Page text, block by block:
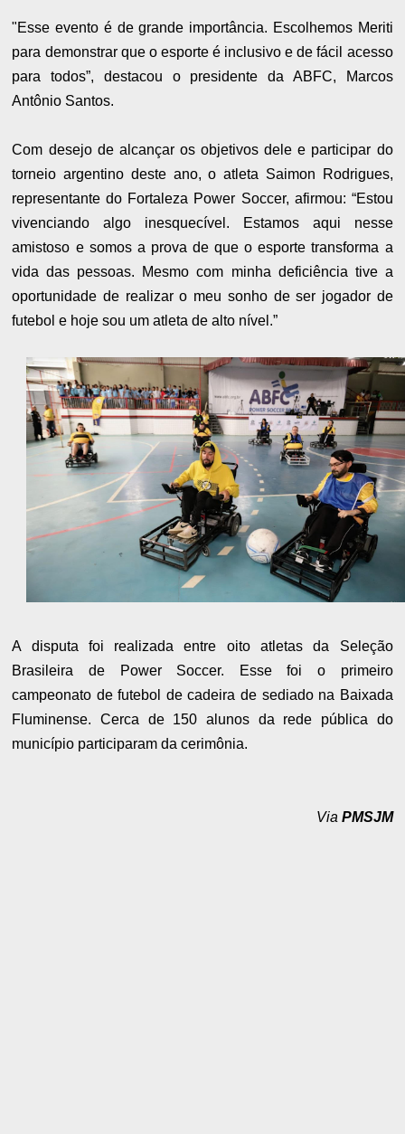
"Esse evento é de grande importância. Escolhemos Meriti
para demonstrar que o esporte é inclusivo e de fácil acesso
para todos”, destacou o presidente da ABFC, Marcos
Antônio Santos.
Com desejo de alcançar os objetivos dele e participar do
torneio argentino deste ano, o atleta Saimon Rodrigues,
representante do Fortaleza Power Soccer, afirmou: “Estou
vivenciando algo inesquecível. Estamos aqui nesse
amistoso e somos a prova de que o esporte transforma a
vida das pessoas. Mesmo com minha deficiência tive a
oportunidade de realizar o meu sonho de ser jogador de
futebol e hoje sou um atleta de alto nível.”
A disputa foi realizada entre oito atletas da Seleção
Brasileira de Power Soccer. Esse foi o primeiro
campeonato de futebol de cadeira de sediado na Baixada
Fluminense. Cerca de 150 alunos da rede pública do
município participaram da cerimônia.
Via PMSJM